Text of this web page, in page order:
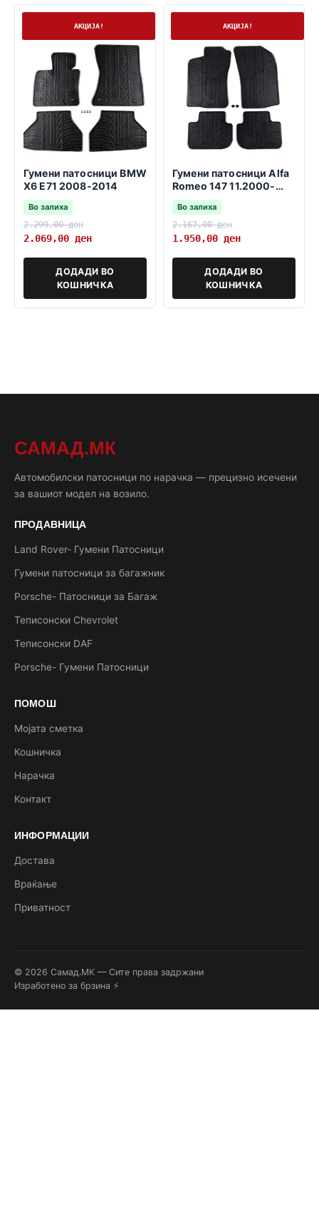
АКЦИЈА!
Гумени патосници BMW
X6 E71 2008-2014
Во залиха
2.299,00ден
2.069,00 ден
ДОДАДИ ВО
КОШНИЧКА
АКЦИЈА!
Гумени патосници Alfa
Romeo 147 11.2000-
03.2010
Во залиха
2.167,00ден
1.950,00 ден
ДОДАДИ ВО
КОШНИЧКА
САМАД.МК
Автомобилски патосници по нарачка — прецизно исечени
за вашиот модел на возило.
ПРОДАВНИЦА
Land Rover- Гумени Патосници
Гумени патосници за багажник
Porsche- Патосници за Багаж
Теписонски Chevrolet
Теписонски DAF
Porsche- Гумени Патосници
ПОМОШ
Мојата сметка
Кошничка
Нарачка
Контакт
ИНФОРМАЦИИ
Достава
Враќање
Приватност
© 2026 Самад.МК — Сите права задржани
Изработено за брзина ⚡